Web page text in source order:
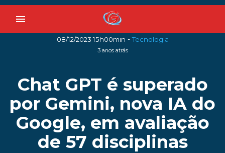
menu
08/12/2023 15h00min -Tecnologia
3 anos atrás
Chat GPT é superado
por Gemini, nova IA do
Google, em avaliação
de 57 disciplinas